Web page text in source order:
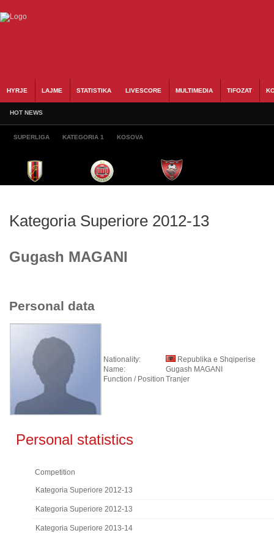
HYRJE LAJME STATISTIKA LIVESCORE MULTIMEDIA TIFOZAT
HOT NEWS
SUPERLIGA KATEGORIA 1 KOSOVA
Kategoria Superiore 2012-13
Gugash MAGANI
Personal data
Nationality:
Republika e Shqiperise
Name:
Gugash MAGANI
Function / Position Tranjer
Personal statistics
Competition
Kategoria Superiore 2012-13
Kategoria Superiore 2012-13
Kategoria Superiore 2013-14